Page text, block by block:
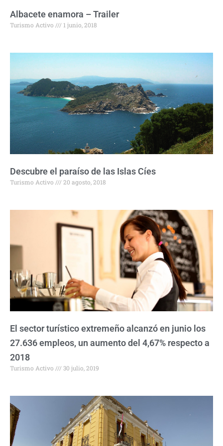
Albacete enamora – Trailer
Turismo Activo 1 junio, 2018
Descubre el paraíso de las Islas Cíes
Turismo Activo 20 agosto, 2018
El sector turístico extremeño alcanzó en junio los
27.636 empleos, un aumento del 4,67% respecto a
2018
Turismo Activo 30 julio, 2019